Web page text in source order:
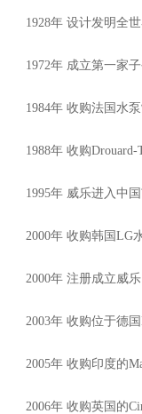
1928年 设计发明全世
1972年 成立第一家子
1984年 收购法国水泵制
1988年 收购Drouard-
1995年 威乐进入中国
2000年 收购韩国LG水
2000年 注册成立威乐
2003年 收购位于德国
2005年 收购印度的
2006年 收购英国的